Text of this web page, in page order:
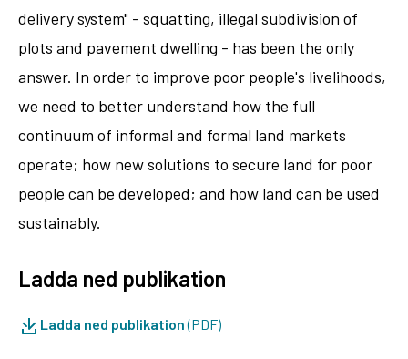
delivery system" - squatting, illegal subdivision of
plots and pavement dwelling - has been the only
answer. In order to improve poor people's livelihoods,
we need to better understand how the full
continuum of informal and formal land markets
operate; how new solutions to secure land for poor
people can be developed; and how land can be used
sustainably.
Ladda ned publikation
Ladda ned publikation(PDF)